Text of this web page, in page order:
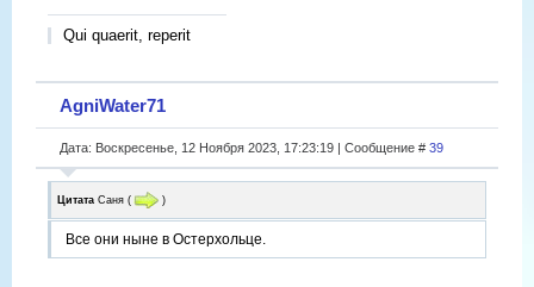
Qui quaerit, reperit
AgniWater71
Дата: Воскресенье, 12 Ноября 2023, 17:23:19 | Сообщение # 39
Цитата Саня ( )
Все они ныне в Остерхольце.